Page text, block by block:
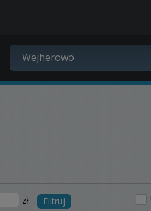
zł Filtruj